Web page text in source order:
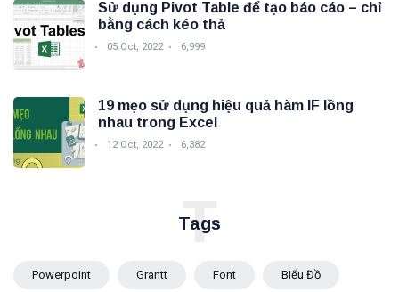
Sử dụng Pivot Table để tạo báo cáo – chỉ
bằng cách kéo thả
05 Oct, 2022 6,999
19 mẹo sử dụng hiệu quả hàm IF lồng
nhau trong Excel
12 Oct, 2022 6,382
Tags
T
Powerpoint Grantt Font Biểu Đồ